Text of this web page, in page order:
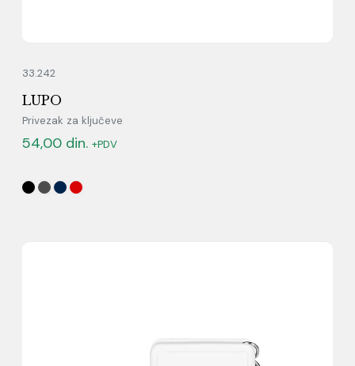
33.242
LUPO
Privezak za ključeve
54,00 din. +PDV